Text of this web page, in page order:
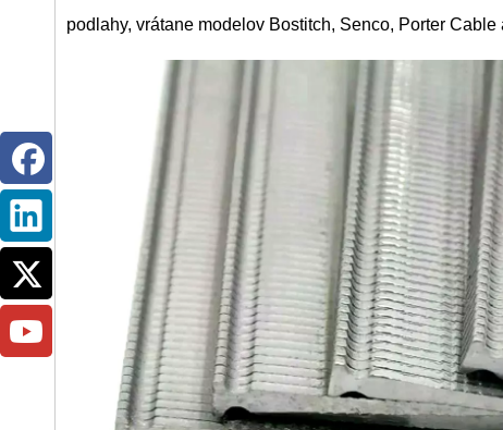
podlahy, vrátane modelov Bostitch, Senco, Porter